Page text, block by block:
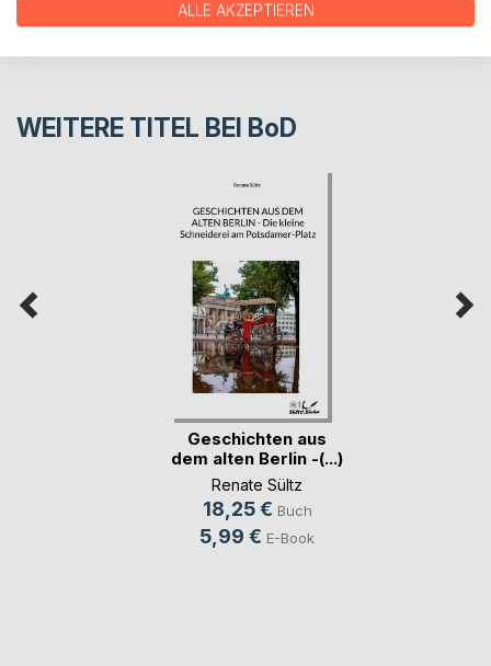
WEITERE TITEL BEI BoD
Geschichten aus
dem alten Berlin -(...)
Renate Sültz
18,25 € Buch
5,99 € E-Book
ALLE AKZEPTIEREN